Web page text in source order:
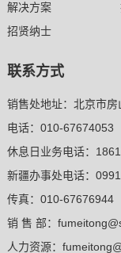
解决方案
招贤纳士
联系方式
销售处地址：北京市
电话：010-67674053
休息日业务电话：
新疆办事处电话：
传真：010-67676944
销 售 部：
人力资源：